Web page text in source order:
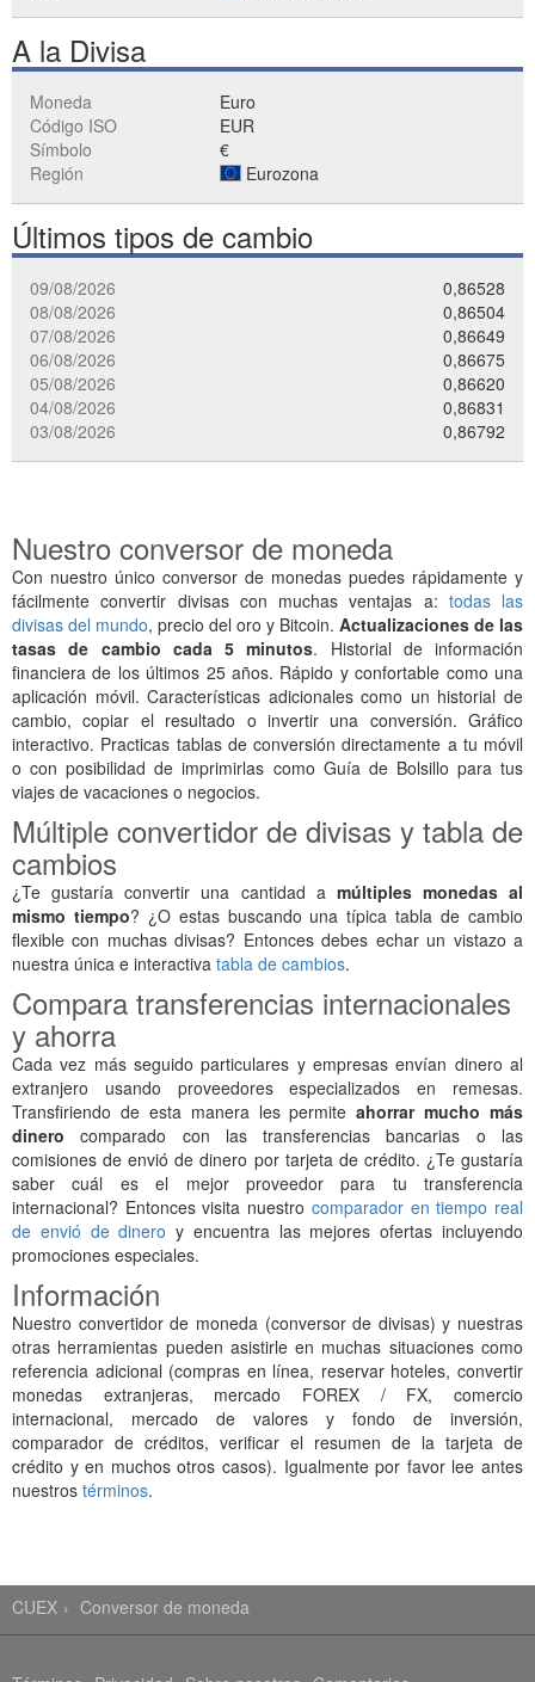
A la Divisa
Moneda
Euro
Código ISO
EUR
Símbolo
€
Región
Eurozona
Últimos tipos de cambio
09/08/2026
0,86528
08/08/2026
0,86504
07/08/2026
0,86649
06/08/2026
0,86675
05/08/2026
0,86620
04/08/2026
0,86831
03/08/2026
0,86792
Nuestro conversor de moneda
Con nuestro único conversor de monedas puedes rápidamente y
fácilmente convertir divisas con muchas ventajas a: todas las
divisas del mundo, precio del oro y Bitcoin. Actualizaciones de las
tasas de cambio cada 5 minutos. Historial de información
financiera de los últimos 25 años. Rápido y confortable como una
aplicación móvil. Características adicionales como un historial de
cambio, copiar el resultado o invertir una conversión. Gráfico
interactivo. Practicas tablas de conversión directamente a tu móvil
o con posibilidad de imprimirlas como Guía de Bolsillo para tus
viajes de vacaciones o negocios.
Múltiple convertidor de divisas y tabla de
cambios
¿Te gustaría convertir una cantidad a múltiples monedas al
mismo tiempo? ¿O estas buscando una típica tabla de cambio
flexible con muchas divisas? Entonces debes echar un vistazo a
nuestra única e interactiva tabla de cambios.
Compara transferencias internacionales
y ahorra
Cada vez más seguido particulares y empresas envían dinero al
extranjero usando proveedores especializados en remesas.
Transfiriendo de esta manera les permiteahorrar mucho más
dinero comparado con las transferencias bancarias o las
comisiones de envió de dinero por tarjeta de crédito. ¿Te gustaría
saber cuál es el mejor proveedor para tu transferencia
internacional? Entonces visita nuestro comparador en tiempo real
de envió de dinero y encuentra las mejores ofertas incluyendo
promociones especiales.
Información
Nuestro convertidor de moneda (conversor de divisas) y nuestras
otras herramientas pueden asistirle en muchas situaciones como
referencia adicional (compras en línea, reservar hoteles, convertir
monedas extranjeras, mercado FOREX / FX, comercio
internacional, mercado de valores y fondo de inversión,
comparador de créditos, verificar el resumen de la tarjeta de
crédito y en muchos otros casos). Igualmente por favor lee antes
nuestros términos.
CUEX Conversor de moneda